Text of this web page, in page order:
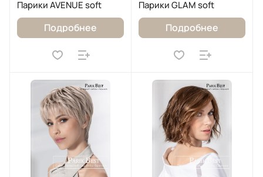
Парики AVENUE soft
Подробнее
Парики GLAM soft
Подробнее